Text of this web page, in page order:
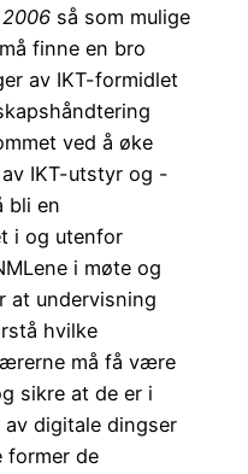
så som mulige
finne en bro
av IKT-formidlet
ved å øke
IKT-utstyr og -
bli en
i og utenfor
i møte og
at undervisning
hvilke
må få være
sikre at de er i
digitale dingser
former de